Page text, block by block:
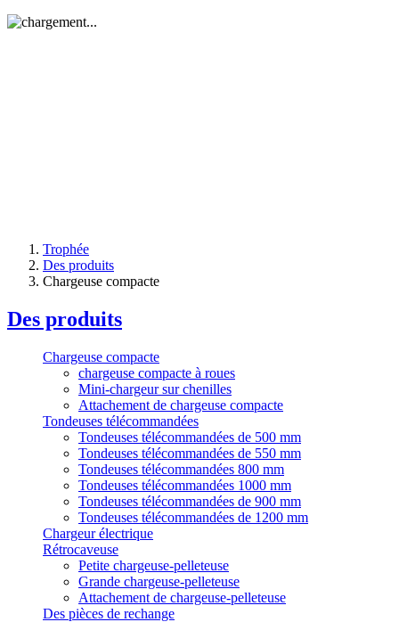
Trophée
Des produits
Chargeuse compacte
Des produits
Chargeuse compacte
chargeuse compacte à roues
Mini-chargeur sur chenilles
Attachement de chargeuse compacte
Tondeuses télécommandées
Tondeuses télécommandées de 500 mm
Tondeuses télécommandées de 550 mm
Tondeuses télécommandées 800 mm
Tondeuses télécommandées 1000 mm
Tondeuses télécommandées de 900 mm
Tondeuses télécommandées de 1200 mm
Chargeur électrique
Rétrocaveuse
Petite chargeuse-pelleteuse
Grande chargeuse-pelleteuse
Attachement de chargeuse-pelleteuse
Des pièces de rechange